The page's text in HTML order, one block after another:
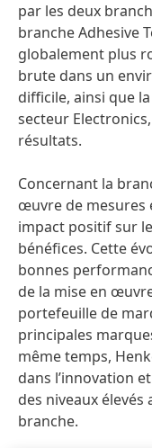
par les deux
branche Adhesive
globalement plus
brute dans un
difficile, ainsi que
secteur
résultats.
Concernant la
œuvre de mesures
impact positif sur
bénéfices. Cette
bonnes
de la mise en
portefeuille de
principales
même temps,
dans l’innovation
des niveaux élevés
branche.